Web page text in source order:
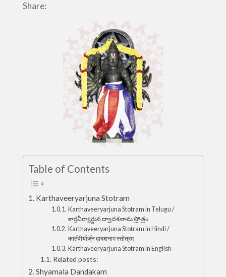
Share:
Table of Contents
Karthaveeryarjuna Stotram
Karthaveeryarjuna Stotram in Telugu /
కార్తవీర్యార్జున ద్వాదశనామ స్తోత్రం
Karthaveeryarjuna Stotram in Hindi /
कार्तवीर्यार्जुन द्वादशनाम स्तोत्रम्
Karthaveeryarjuna Stotram in English
Related posts:
Shyamala Dandakam